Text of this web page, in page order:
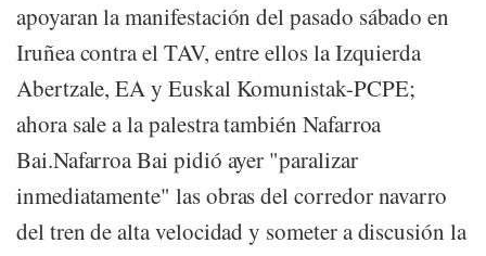
apoyaran la manifestación del pasado sábado en
Iruñea contra el TAV, entre ellos la Izquierda
Abertzale, EA y Euskal Komunistak-PCPE;
ahora sale a la palestra también Nafarroa
Bai.Nafarroa Bai pidió ayer "paralizar
inmediatamente" las obras del corredor navarro
del tren de alta velocidad y someter a discusión la